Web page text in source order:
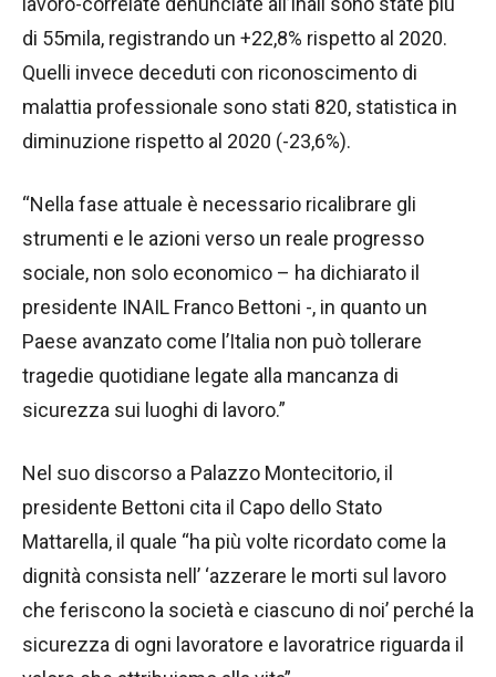
di 55mila, registrando un +22,8% rispetto al 2020.
Quelli invece deceduti con riconoscimento di
malattia professionale sono stati 820, statistica in
diminuzione rispetto al 2020 (-23,6%).
“Nella fase attuale è necessario ricalibrare gli
strumenti e le azioni verso un reale progresso
sociale, non solo economico – ha dichiarato il
presidente INAIL Franco Bettoni -, in quanto un
Paese avanzato come l’Italia non può tollerare
tragedie quotidiane legate alla mancanza di
sicurezza sui luoghi di lavoro.”
Nel suo discorso a Palazzo Montecitorio, il
presidente Bettoni cita il Capo dello Stato
Mattarella, il quale “ha più volte ricordato come la
dignità consista nell’ ‘azzerare le morti sul lavoro
che feriscono la società e ciascuno di noi’ perché la
sicurezza di ogni lavoratore e lavoratrice riguarda il